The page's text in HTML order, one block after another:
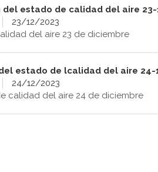
del estado de calidad del aire
23/12/2023
del aire 23 de diciembre
estado de lcalidad del aire 24-
24/12/2023
calidad del aire 24 de diciembre